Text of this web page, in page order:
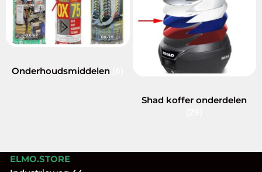
Onderhoudsmiddelen
Shad koffer onderdelen
ELMO.STORE